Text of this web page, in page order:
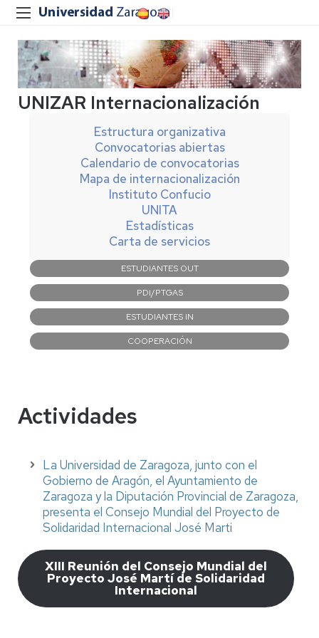
UNIZAR Internacionalización
Estructura organizativa
Convocatorias abiertas
Calendario de convocatorias
Mapa de internacionalización
Instituto Confucio
UNITA
Estadísticas
Carta de servicios
Navegación
principal
ESTUDIANTES OUT
PDI/PTGAS
ESTUDIANTES IN
COOPERACIÓN
Actividades
La Universidad de Zaragoza, junto con el
Gobierno de Aragón, el Ayuntamiento de
Zaragoza y la Diputación Provincial de Zaragoza,
presenta el Consejo Mundial del Proyecto de
Solidaridad Internacional José Marti
XIII Reunión del Consejo Mundial del
Proyecto José Martí de Solidaridad
Internacional